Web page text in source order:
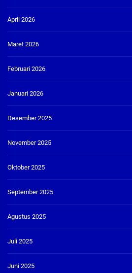
April 2026
Maret 2026
Februari 2026
Januari 2026
Desember 2025
November 2025
Oktober 2025
September 2025
Agustus 2025
Juli 2025
Juni 2025